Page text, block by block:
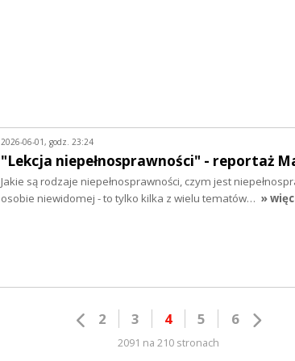
2026-06-01, godz. 23:24
"Lekcja niepełnosprawności" - reportaż
Jakie są rodzaje niepełnosprawności, czym jest
osobie niewidomej - to tylko kilka z wielu tematów… »
2 3 4 5 6
2091 na 210 stronach